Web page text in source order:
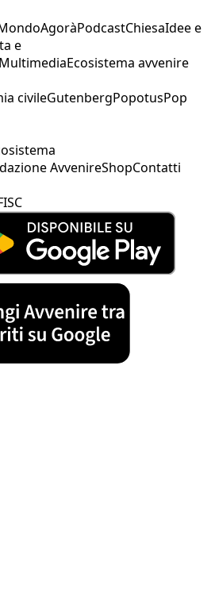
AgoràPodcastChiesaIdee e
e
MultimediaEcosistema avvenire
civileGutenbergPopotusPop
AvvenireShopContatti